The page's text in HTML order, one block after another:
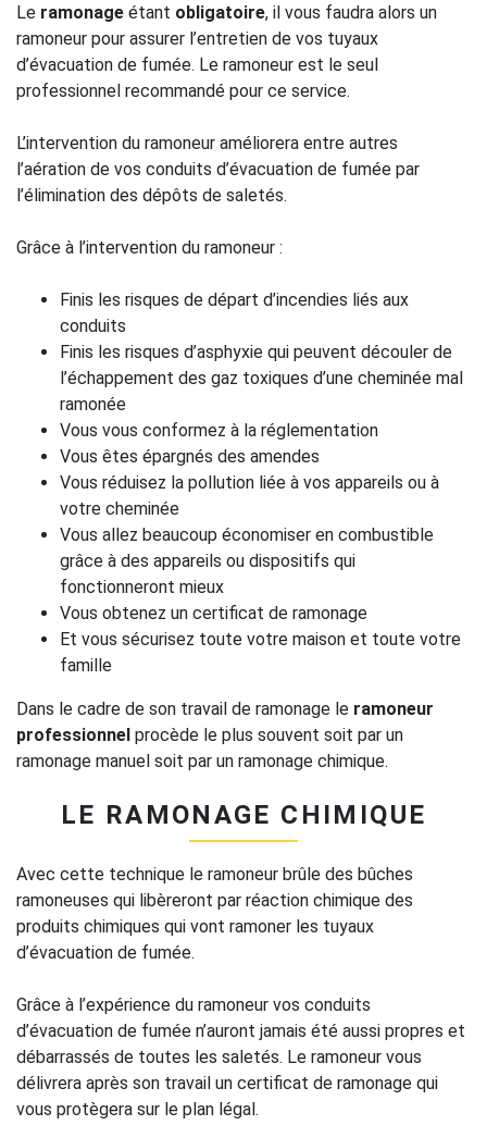
Le ramonage étant obligatoire, il vous faudra alors un
ramoneur pour assurer l’entretien de vos tuyaux
d’évacuation de fumée. Le ramoneur est le seul
professionnel recommandé pour ce service.
L’intervention du ramoneur améliorera entre autres
l’aération de vos conduits d’évacuation de fumée par
l’élimination des dépôts de saletés.
Grâce à l’intervention du ramoneur :
Finis les risques de départ d’incendies liés aux
conduits
Finis les risques d’asphyxie qui peuvent découler de
l’échappement des gaz toxiques d’une cheminée mal
ramonée
Vous vous conformez à la réglementation
Vous êtes épargnés des amendes
Vous réduisez la pollution liée à vos appareils ou à
votre cheminée
Vous allez beaucoup économiser en combustible
grâce à des appareils ou dispositifs qui
fonctionneront mieux
Vous obtenez un certificat de ramonage
Et vous sécurisez toute votre maison et toute votre
famille
Dans le cadre de son travail de ramonage le ramoneur
professionnel procède le plus souvent soit par un
ramonage manuel soit par un ramonage chimique.
LE RAMONAGE CHIMIQUE
Avec cette technique le ramoneur brûle des bûches
ramoneuses qui libèreront par réaction chimique des
produits chimiques qui vont ramoner les tuyaux
d’évacuation de fumée.
Grâce à l’expérience du ramoneur vos conduits
d’évacuation de fumée n’auront jamais été aussi propres et
débarrassés de toutes les saletés. Le ramoneur vous
délivrera après son travail un certificat de ramonage qui
vous protègera sur le plan légal.